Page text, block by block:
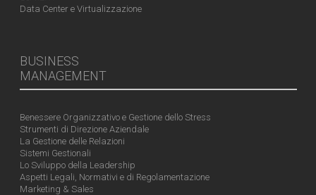
Data Center e Virtualizzazione
BUSINESS
MANAGEMENT
Benessere Organizzativo e Gestione dello Stress
Strumenti di Direzione Aziendale
La Gestione delle Relazioni
Sistemi Gestionali
Lo Sviluppo della Leadership
Aspetti Legali, Normativi e di Regolamentazione
Marketing & Sales